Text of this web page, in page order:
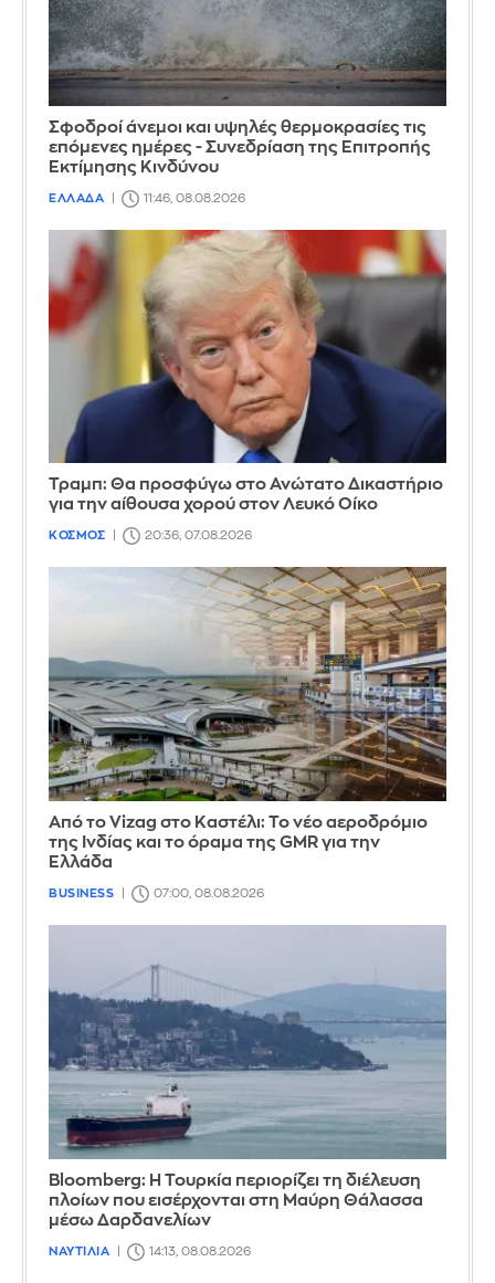
Σφοδροί άνεμοι και υψηλές θερμοκρασίες τις
επόμενες ημέρες - Συνεδρίαση της Επιτροπής
Εκτίμησης Κινδύνου
ΕΛΛΑΔΑ 11:46, 08.08.2026
Τραμπ: Θα προσφύγω στο Ανώτατο Δικαστήριο
για την αίθουσα χορού στον Λευκό Οίκο
ΚΟΣΜΟΣ 20:36, 07.08.2026
Από το Vizag στο Καστέλι: Το νέο αεροδρόμιο
της Ινδίας και το όραμα της GMR για την
Ελλάδα
BUSINESS 07:00, 08.08.2026
Bloomberg: Η Τουρκία περιορίζει τη διέλευση
πλοίων που εισέρχονται στη Μαύρη Θάλασσα
μέσω Δαρδανελίων
ΝΑΥΤΙΛΙΑ 14:13, 08.08.2026